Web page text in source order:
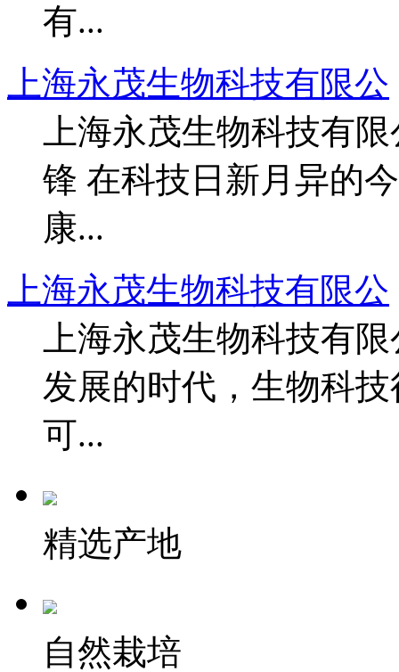
有...
上海永茂生物科技有限公
上海永茂生物科技有
锋 在科技日新月异的
康...
上海永茂生物科技有限公
上海永茂生物科技有
发展的时代，生物科
可...
精选产地
自然栽培